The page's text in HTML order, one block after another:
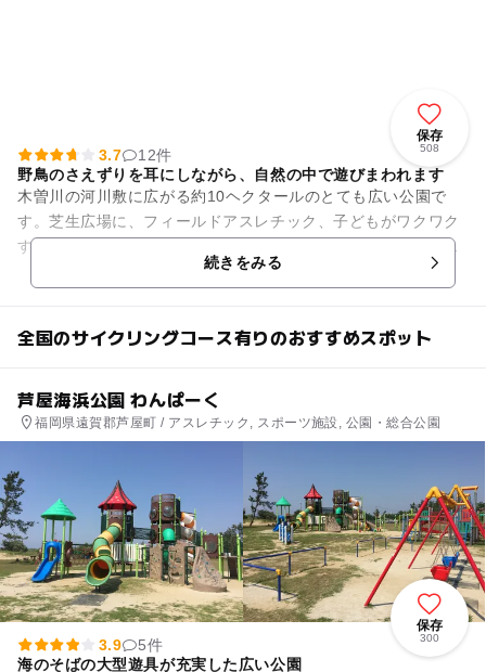
保存
508
3.7
12件
野鳥のさえずりを耳にしながら、自然の中で遊びまわれます
木曽川の河川敷に広がる約10ヘクタールのとても広い公園で
す。芝生広場に、フィールドアスレチック、子どもがワクワク
するようなコンビネーション遊具、緑が生い茂る散策の森、サ
イクリングロード、キャンプ...続きをみる
全国のサイクリングコース有りのおすすめスポット
芦屋海浜公園 わんぱーく
福岡県遠賀郡芦屋町 / アスレチック, スポーツ施設, 公園・総合公園
保存
300
3.9
5件
海のそばの大型遊具が充実した広い公園